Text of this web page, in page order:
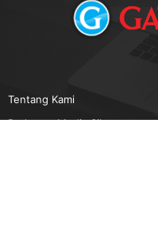
Tentang Kami
Pedoman Media Siber